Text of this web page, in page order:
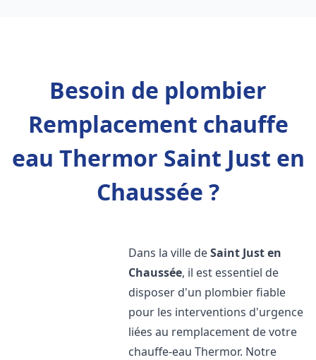
Besoin de plombier
Remplacement chauffe
eau Thermor Saint Just en
Chaussée ?
Dans la ville deSaint Just en
Chaussée, il est essentiel de
disposer d'un plombier fiable
pour les interventions d'urgence
liées au remplacement de votre
chauffe-eau Thermor. Notre